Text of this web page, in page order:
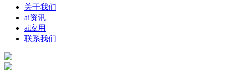
关于我们
ai资讯
ai应用
联系我们